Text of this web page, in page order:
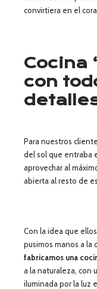
convirtiera en el
Cocina
con
Para nuestros
del sol que entraba
aprovechar al
abierta al resto de
Con la idea que
pusimos manos a la
fabricamos una
a la naturaleza, con
iluminada por la luz